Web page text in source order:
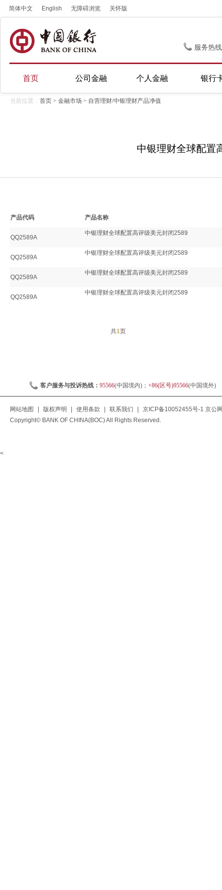
简体中文 English 无障碍浏览 关怀版
服务热
首页 公司金融 个人金融 银行
当前位置： 首页 > 金融市场 > 自营理财/中银理财产品净值
中银理财全球配置
产品代码 产品名称
QQ2589A
中银理财全球配置高评级美元封闭2589
QQ2589A
中银理财全球配置高评级美元封闭2589
QQ2589A
中银理财全球配置高评级美元封闭2589
QQ2589A
中银理财全球配置高评级美元封闭2589
共1页
客户服务与投诉热线： 95566(中国境内)； +86(区号)95566(中国境外)
网站地图 版权声明 使用条款 联系我们 京ICP备10052455号-1 京公
Copyright© BANK OF CHINA(BOC) All Rights Reserved.
<